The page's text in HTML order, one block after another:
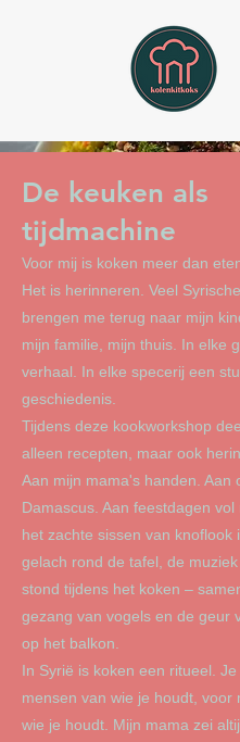
De keuken als
tijdmachine
Voor mij is koken meer dan
Het is herinneren. Veel
brengen me terug naar mijn
mijn familie, mijn thuis. In elke
verhaal. In elke specerij een
geschiedenis.
Tijdens deze kookworkshop
alleen recepten, maar ook
Aan mijn mama's handen. Aan
Damascus. Aan feestdagen vol
het zachte sissen van knoflook
gelach rond de tafel, de
stond tijdens het koken –
gezang van vogels en de geur
op het balkon.
In Syrië is koken een ritueel.
mensen van wie je houdt, voor
wie je houdt. Mijn mama zei